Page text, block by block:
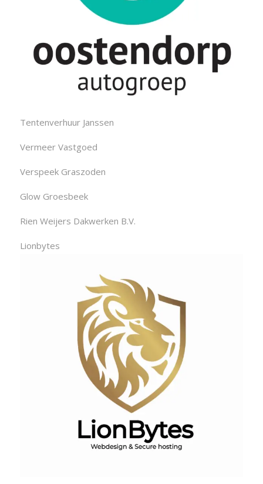
Tentenverhuur Janssen
Vermeer Vastgoed
Verspeek Graszoden
Glow Groesbeek
Rien Weijers Dakwerken B.V.
Lionbytes